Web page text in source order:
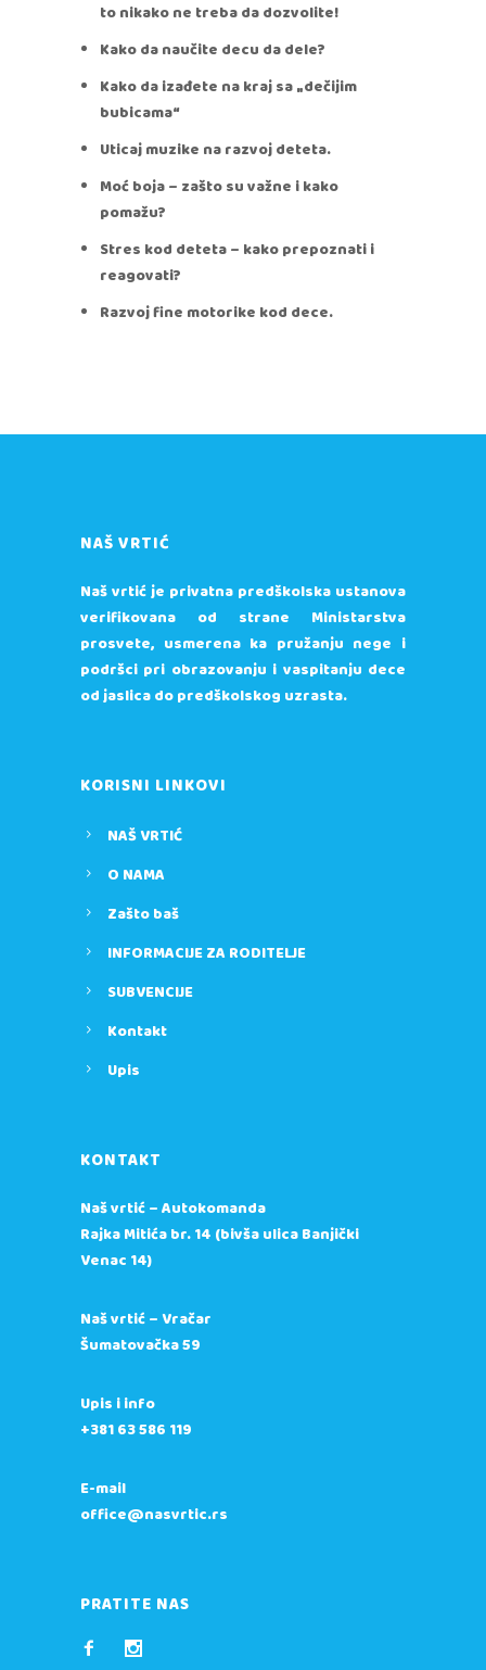
to nikako ne treba da dozvolite!
Kako da naučite decu da dele?
Kako da izađete na kraj sa „dečijim
bubicama“
Uticaj muzike na razvoj deteta.
Moć boja – zašto su važne i kako
pomažu?
Stres kod deteta – kako prepoznati i
reagovati?
Razvoj fine motorike kod dece.
NAŠ VRTIĆ
Naš vrtić je privatna predškolska ustanova
verifikovana od strane Ministarstva
prosvete, usmerena ka pružanju nege i
podršci pri obrazovanju i vaspitanju dece
od jaslica do predškolskog uzrasta.
KORISNI LINKOVI
NAŠ VRTIĆ
O NAMA
Zašto baš
INFORMACIJE ZA RODITELJE
SUBVENCIJE
Kontakt
Upis
KONTAKT
Naš vrtić – Autokomanda
Rajka Mitića br. 14 (bivša ulica Banjički
Venac 14)
Naš vrtić – Vračar
Šumatovačka 59
Upis i info
+381 63 586 119
E-mail
office@nasvrtic.rs
PRATITE NAS